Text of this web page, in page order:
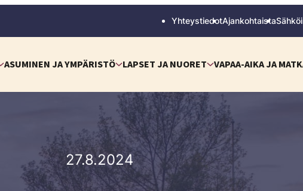
YhteystiedotAjankohtaista
ASUMINEN JA YMPÄRISTÖ LAPSET JA NUORET VAPAA-AIKA JA
27.8.2024